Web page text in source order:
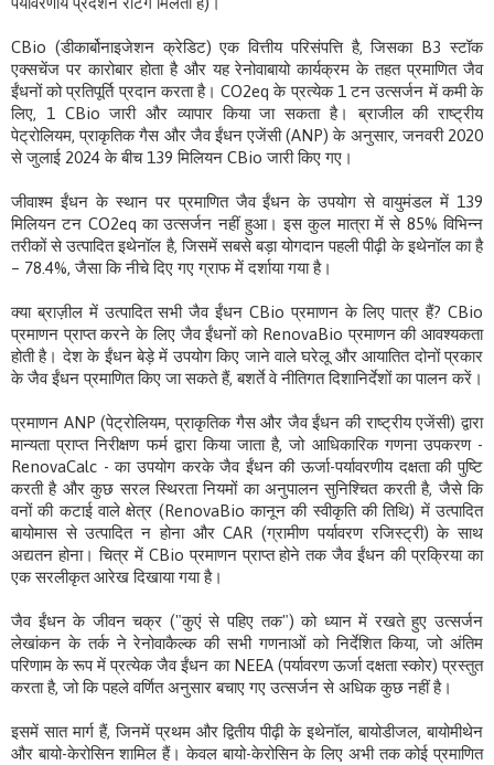
CBio (डीकार्बोनाइजेशन क्रेडिट) एक वित्तीय परिसंपत्ति है, जिसका B3 स्टॉक
एक्सचेंज पर कारोबार होता है और यह रेनोवाबायो कार्यक्रम के तहत प्रमाणित जैव
ईंधनों को प्रतिपूर्ति प्रदान करता है। CO2eq के प्रत्येक 1 टन उत्सर्जन में कमी के
लिए, 1 CBio जारी और व्यापार किया जा सकता है। ब्राजील की राष्ट्रीय
पेट्रोलियम, प्राकृतिक गैस और जैव ईंधन एजेंसी (ANP) के अनुसार, जनवरी 2020
से जुलाई 2024 के बीच 139 मिलियन CBio जारी किए गए।
जीवाश्म ईंधन के स्थान पर प्रमाणित जैव ईंधन के उपयोग से वायुमंडल में 139
मिलियन टन CO2eq का उत्सर्जन नहीं हुआ। इस कुल मात्रा में से 85% विभिन्न
तरीकों से उत्पादित इथेनॉल है, जिसमें सबसे बड़ा योगदान पहली पीढ़ी के इथेनॉल का है
– 78.4%, जैसा कि नीचे दिए गए ग्राफ में दर्शाया गया है।
क्या ब्राज़ील में उत्पादित सभी जैव ईंधन CBio प्रमाणन के लिए पात्र हैं? CBio
प्रमाणन प्राप्त करने के लिए जैव ईंधनों को RenovaBio प्रमाणन की आवश्यकता
होती है। देश के ईंधन बेड़े में उपयोग किए जाने वाले घरेलू और आयातित दोनों प्रकार
के जैव ईंधन प्रमाणित किए जा सकते हैं, बशर्ते वे नीतिगत दिशानिर्देशों का पालन करें।
प्रमाणन ANP (पेट्रोलियम, प्राकृतिक गैस और जैव ईंधन की राष्ट्रीय एजेंसी) द्वारा
मान्यता प्राप्त निरीक्षण फर्म द्वारा किया जाता है, जो आधिकारिक गणना उपकरण -
RenovaCalc - का उपयोग करके जैव ईंधन की ऊर्जा-पर्यावरणीय दक्षता की पुष्टि
करती है और कुछ सरल स्थिरता नियमों का अनुपालन सुनिश्चित करती है, जैसे कि
वनों की कटाई वाले क्षेत्र (RenovaBio कानून की स्वीकृति की तिथि) में उत्पादित
बायोमास से उत्पादित न होना और CAR (ग्रामीण पर्यावरण रजिस्ट्री) के साथ
अद्यतन होना। चित्र में CBio प्रमाणन प्राप्त होने तक जैव ईंधन की प्रक्रिया का
एक सरलीकृत आरेख दिखाया गया है।
जैव ईंधन के जीवन चक्र ("कुएं से पहिए तक") को ध्यान में रखते हुए उत्सर्जन
लेखांकन के तर्क ने रेनोवाकैल्क की सभी गणनाओं को निर्देशित किया, जो अंतिम
परिणाम के रूप में प्रत्येक जैव ईंधन का NEEA (पर्यावरण ऊर्जा दक्षता स्कोर) प्रस्तुत
करता है, जो कि पहले वर्णित अनुसार बचाए गए उत्सर्जन से अधिक कुछ नहीं है।
इसमें सात मार्ग हैं, जिनमें प्रथम और द्वितीय पीढ़ी के इथेनॉल, बायोडीजल, बायोमीथेन
और बायो-केरोसिन शामिल हैं। केवल बायो-केरोसिन के लिए अभी तक कोई प्रमाणित